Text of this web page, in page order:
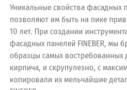
Уникальные свойства фасадных
позволяют им быть на пике
10 лет. При создании
фасадных панелей FINEBER, мы
образцы самых востребованных
кирпича, и скрупулезно, с
копировали их мельчайшие